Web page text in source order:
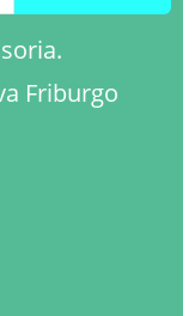
Friburgo